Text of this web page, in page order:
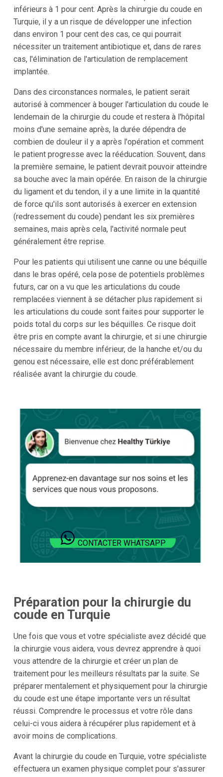
inférieurs à 1 pour cent. Après la chirurgie du coude en
Turquie, il y a un risque de développer une infection
dans environ 1 pour cent des cas, ce qui pourrait
nécessiter un traitement antibiotique et, dans de rares
cas, l'élimination de l'articulation de remplacement
implantée.
Dans des circonstances normales, le patient serait
autorisé à commencer à bouger l'articulation du coude le
lendemain de la chirurgie du coude et restera à l'hôpital
moins d'une semaine après, la durée dépendra de
combien de douleur il y a après l'opération et comment
le patient progresse avec la rééducation. Souvent, dans
la première semaine, le patient devrait pouvoir atteindre
sa bouche avec la main opérée. En raison de la chirurgie
du ligament et du tendon, il y a une limite in la quantité
de force qu'ils sont autorisés à exercer en extension
(redressement du coude) pendant les six premières
semaines, mais après cela, l'activité normale peut
généralement être reprise.
Pour les patients qui utilisent une canne ou une béquille
dans le bras opéré, cela pose de potentiels problèmes
futurs, car on a vu que les articulations du coude
remplacées viennent à se détacher plus rapidement si
les articulations du coude sont faites pour supporter le
poids total du corps sur les béquilles. Ce risque doit
être pris en compte avant la chirurgie, et si une chirurgie
nécessaire du membre inférieur, de la hanche et/ou du
genou est nécessaire, elle est donc préférablement
réalisée avant la chirurgie du coude.
CONTACTER WHATSAPP
Préparation pour la chirurgie du
coude en Turquie
Une fois que vous et votre spécialiste avez décidé que
la chirurgie vous aidera, vous devrez apprendre à quoi
vous attendre de la chirurgie et créer un plan de
traitement pour les meilleurs résultats par la suite. Se
préparer mentalement et physiquement pour la chirurgie
du coude est une étape importante vers un résultat
réussi. Comprendre le processus et votre rôle dans
celui-ci vous aidera à récupérer plus rapidement et à
avoir moins de complications.
Avant la chirurgie du coude en Turquie, votre spécialiste
effectuera un examen physique complet pour s'assurer